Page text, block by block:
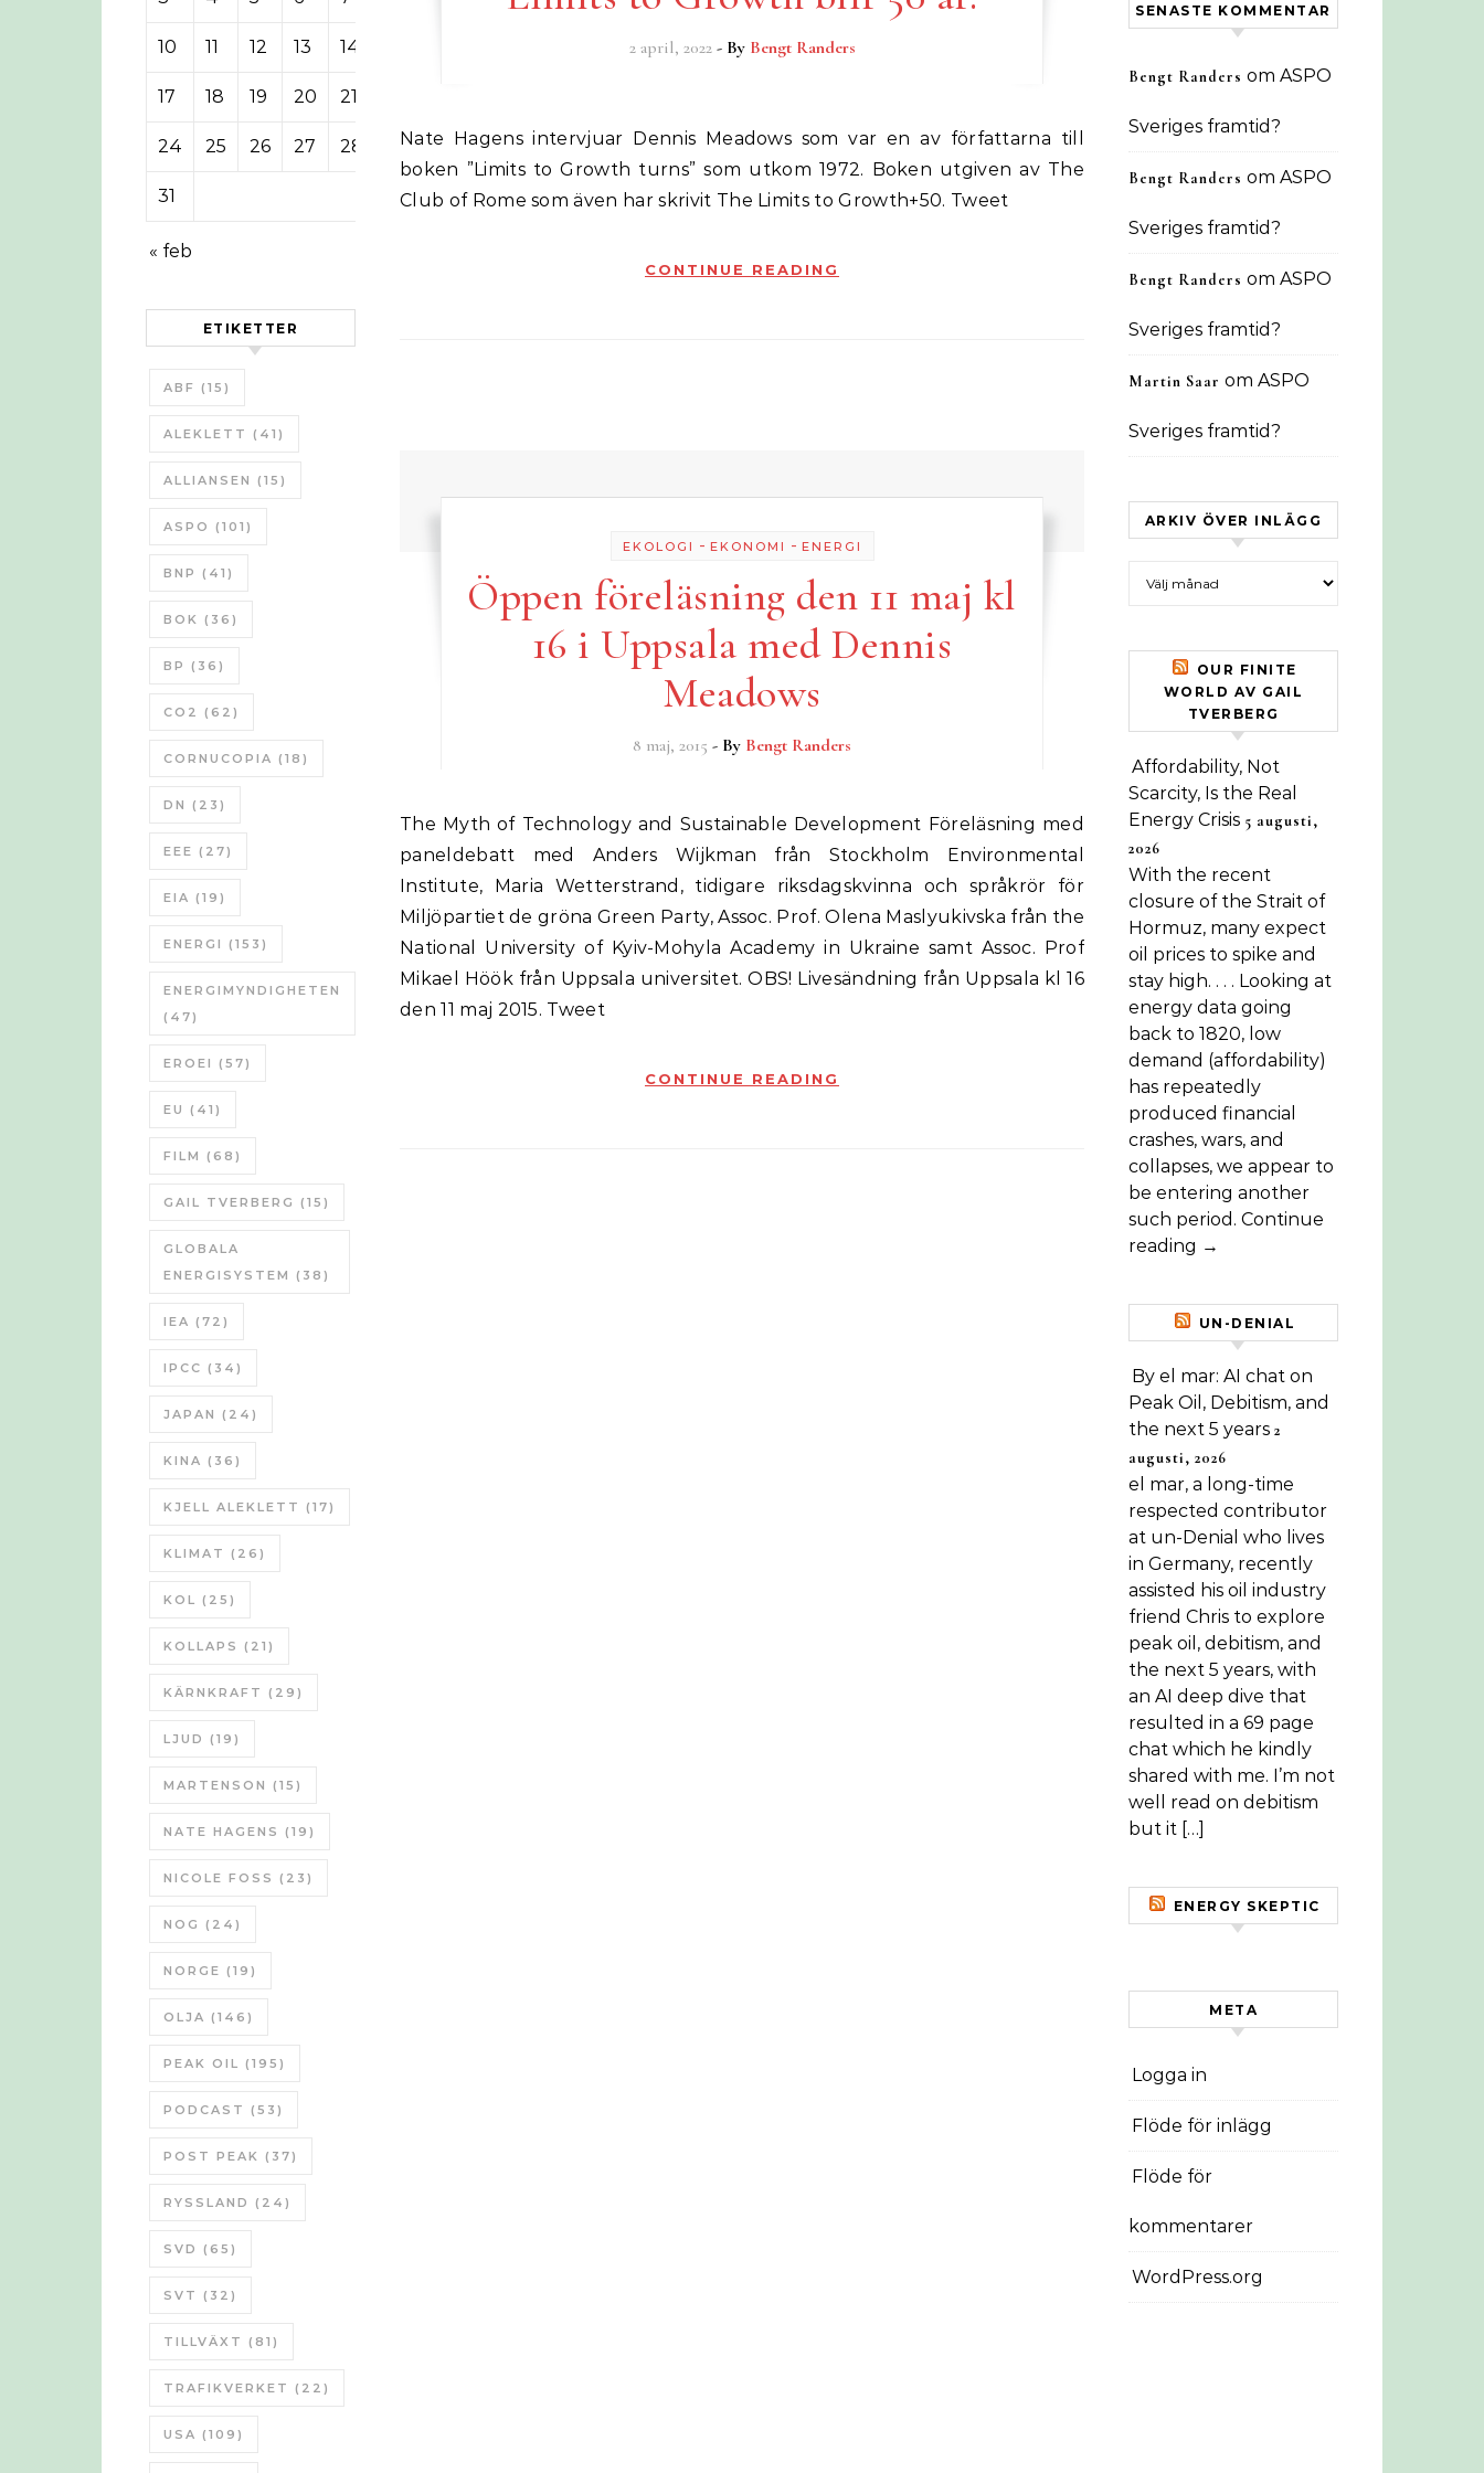
10 11 12 13 14
17 18 19 20 21
24 25 26 27 28 29 30
31
« feb
ETIKETTER
ABF (15)
ALEKLETT (41)
ALLIANSEN (15)
ASPO (101)
BNP (41)
BOK (36)
BP (36)
CO2 (62)
CORNUCOPIA (18)
DN (23)
EEE (27)
EIA (19)
ENERGI (153)
ENERGIMYNDIGHETEN
(47)
EROEI (57)
EU (41)
FILM (68)
GAIL TVERBERG (15)
GLOBALA
ENERGISYSTEM (38)
IEA (72)
IPCC (34)
JAPAN (24)
KINA (36)
KJELL ALEKLETT (17)
KLIMAT (26)
KOL (25)
KOLLAPS (21)
KÄRNKRAFT (29)
LJUD (19)
MARTENSON (15)
NATE HAGENS (19)
NICOLE FOSS (23)
NOG (24)
NORGE (19)
OLJA (146)
PEAK OIL (195)
PODCAST (53)
POST PEAK (37)
RYSSLAND (24)
SVD (65)
SVT (32)
TILLVÄXT (81)
TRAFIKVERKET (22)
USA (109)
2 april, 2022 - By Bengt Randers
Nate Hagens intervjuar Dennis Meadows som var en av författarna till
boken ”Limits to Growth turns” som utkom 1972. Boken utgiven av The
Club of Rome som även har skrivit The Limits to Growth+50. Tweet
CONTINUE READING
EKOLOGI - EKONOMI - ENERGI
Öppen föreläsning den 11 maj kl
16 i Uppsala med Dennis
Meadows
8 maj, 2015 - By Bengt Randers
The Myth of Technology and Sustainable Development Föreläsning med
paneldebatt med Anders Wijkman från Stockholm Environmental
Institute, Maria Wetterstrand, tidigare riksdagskvinna och språkrör för
Miljöpartiet de gröna Green Party, Assoc. Prof. Olena Maslyukivska från the
National University of Kyiv-Mohyla Academy in Ukraine samt Assoc. Prof
Mikael Höök från Uppsala universitet. OBS! Livesändning från Uppsala kl 16
den 11 maj 2015. Tweet
CONTINUE READING
SENASTE KOMMENTAR
Bengt Randers om ASPO
Sveriges framtid?
Bengt Randers om ASPO
Sveriges framtid?
Bengt Randers om ASPO
Sveriges framtid?
Martin Saar om ASPO
Sveriges framtid?
ARKIV ÖVER INLÄGG
OUR FINITE
WORLD AV GAIL
TVERBERG
Affordability, Not
Scarcity, Is the Real
Energy Crisis 5 augusti,
2026
With the recent
closure of the Strait of
Hormuz, many expect
oil prices to spike and
stay high. . . . Looking at
energy data going
back to 1820, low
demand (affordability)
has repeatedly
produced financial
crashes, wars, and
collapses, we appear to
be entering another
such period. Continue
reading →
UN-DENIAL
By el mar: AI chat on
Peak Oil, Debitism, and
the next 5 years 2
augusti, 2026
el mar, a long-time
respected contributor
at un-Denial who lives
in Germany, recently
assisted his oil industry
friend Chris to explore
peak oil, debitism, and
the next 5 years, with
an AI deep dive that
resulted in a 69 page
chat which he kindly
shared with me. I’m not
well read on debitism
but it […]
ENERGY SKEPTIC
META
Logga in
Flöde för inlägg
Flöde för
kommentarer
WordPress.org